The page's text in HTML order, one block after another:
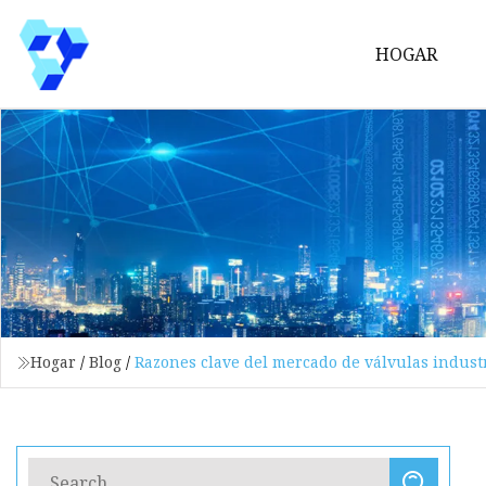
HOGAR
Hogar / Blog / Razones clave del mercado de válvulas